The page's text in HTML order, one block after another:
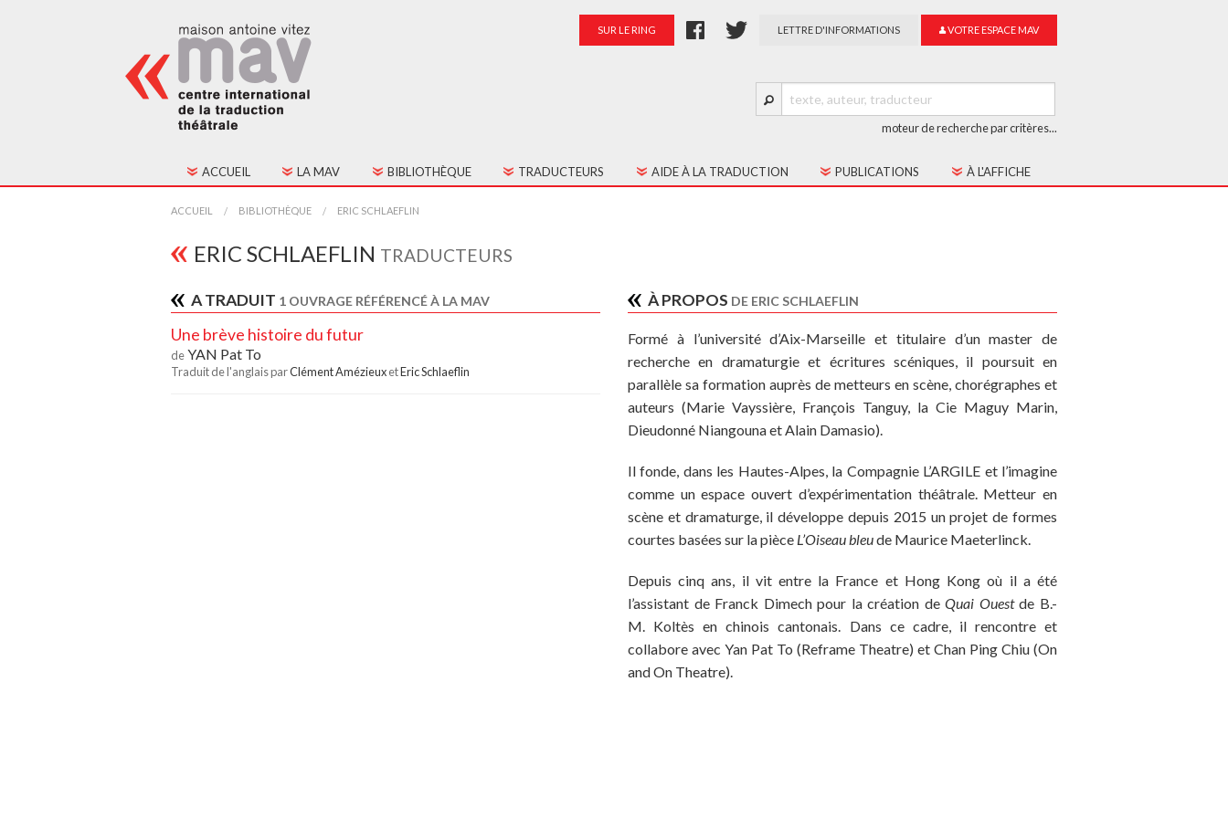
SUR LE RING LETTRE D'INFORMATIONS VOTRE ESPACE MAV
moteur de recherche par critères...
ACCUEIL LA MAV
HISTORIQUE
FONCTIONNEMENT
CONTACTS
ADHÉSION
BIBLIOTHÈQUE
TOUS LES TEXTES
TEXTES JEUNE PUBLIC
TRADUCTEURS AIDE À LA TRADUCTION PUBLICATIONS À L'AFFICHE
ACCUEIL BIBLIOTHÈQUE ERIC SCHLAEFLIN
ERIC SCHLAEFLIN TRADUCTEURS
A TRADUIT 1 OUVRAGE RÉFÉRENCÉ À LA MAV
Une brève histoire du futur
deYAN Pat To
Traduit de l'anglais parClément AmézieuxetEric Schlaeflin
À PROPOS DE ERIC SCHLAEFLIN
Formé à l’université d’Aix-Marseille et titulaire d’un master de
recherche en dramaturgie et écritures scéniques, il poursuit en
parallèle sa formation auprès de metteurs en scène, chorégraphes et
auteurs (Marie Vayssière, François Tanguy, la Cie Maguy Marin,
Dieudonné Niangouna et Alain Damasio).
Il fonde, dans les Hautes-Alpes, la Compagnie L’ARGILE et l’imagine
comme un espace ouvert d’expérimentation théâtrale. Metteur en
scène et dramaturge, il développe depuis 2015 un projet de formes
courtes basées sur la pièce L’Oiseau bleude Maurice Maeterlinck.
Depuis cinq ans, il vit entre la France et Hong Kong où il a été
l’assistant de Franck Dimech pour la création deQuai Ouestde B.-
M. Koltès en chinois cantonais. Dans ce cadre, il rencontre et
collabore avec Yan Pat To (Reframe Theatre) et Chan Ping Chiu (On
and On Theatre).